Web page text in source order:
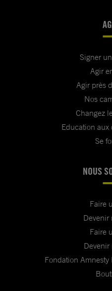
Signer
Agir
Agir près
Nos
Changez
Education
Se
NOUS
Faire
Devenir
Faire
Devenir
Fondation